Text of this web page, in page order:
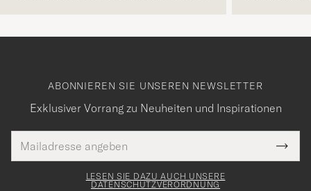
ABONNIEREN SIE UNSEREN NEWSLETTER
Exklusiver Vorrang zu Neuheiten und Inspirationen
Mail
Adresse
Tack
för
LESEN SIE DAZU AUCH UNSERE
DATENSCHUTZVERORDNUNG